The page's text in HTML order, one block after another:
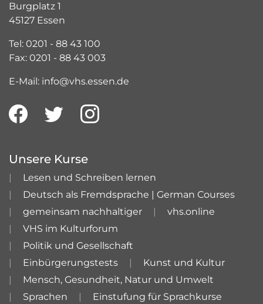
Burgplatz 1
45127 Essen
Tel: 0201 - 88 43 100
Fax: 0201 - 88 43 003
E-Mail: info@vhs.essen.de
Unsere Kurse
Lesen und Schreiben lernen
Deutsch als Fremdsprache | German Courses
gemeinsam nachhaltiger
vhs.online
VHS im Kulturforum
Politik und Gesellschaft
Einbürgerungstests
Kunst und Kultur
Mensch, Gesundheit, Natur und Umwelt
Sprachen
Einstufung für Sprachkurse